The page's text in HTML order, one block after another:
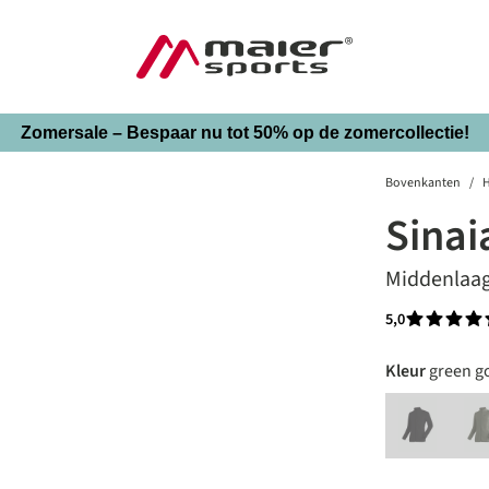
Zomersale – Bespaar nu tot 50% op de zomercollectie!
Bovenkanten /
5,0
Kleurgreen
black
(Deze optie